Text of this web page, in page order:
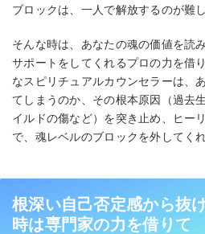
ブロックは、一人で解放するのが難
そんな時は、あなたの魂の価値を読
サポートをしてくれるプロの力を借
なスピリチュアルカウンセラーは、
てしまうのか、その根本原因（過去
イルドの傷など）を突き止め、ヒー
で、魂レベルのブロックを外してくれ
根深い自己否定感から抜
時は専門家の力を借りて